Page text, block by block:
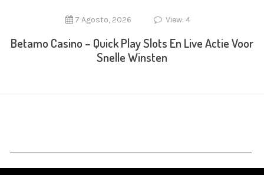
7 Agosto, 2026 View: 4
Betamo Casino – Quick Play Slots En Live Actie Voor
Snelle Winsten